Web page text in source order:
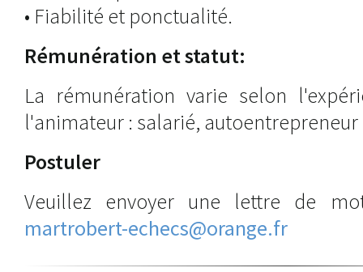
• Fiabilité et ponctualité.
Rémunération et statut:
La rémunération varie selon
l'animateur : salarié, autoentrepreneur
Postuler
Veuillez envoyer une lettre de
martrobert-echecs@orange.fr